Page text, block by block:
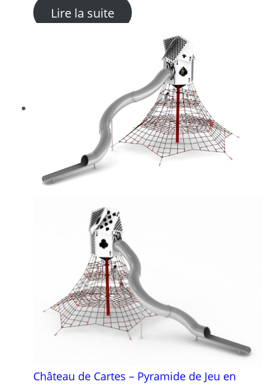
Lire la suite: Arène de Football –
Château de Cartes – Pyramide de Jeu en